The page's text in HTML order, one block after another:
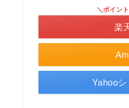
＼ポイン
楽
Yahoo